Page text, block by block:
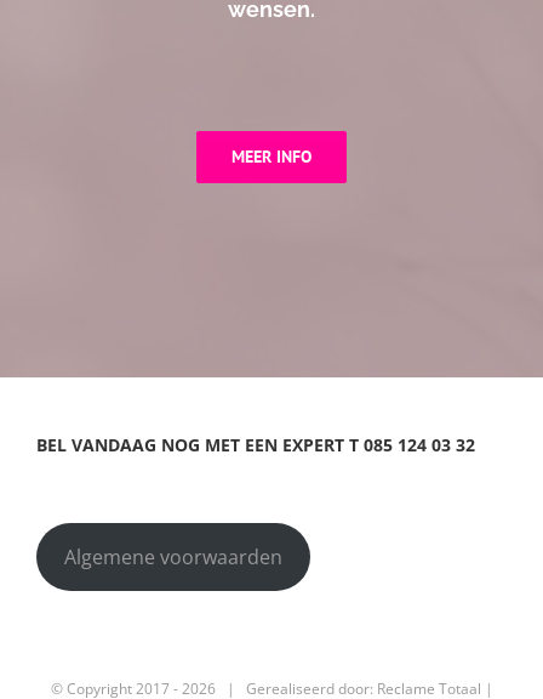
wensen.
MEER INFO
BEL VANDAAG NOG MET EEN EXPERT T 085 124 03 32
Algemene voorwaarden
© Copyright 2017 -2026 | Gerealiseerd door: Reclame Totaal |